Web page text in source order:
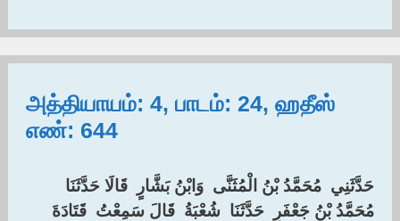
அத்தியாயம்: 4, பாடம்: 24, ஹதீஸ்
எண்: 644
حَدَّثَنِي ‏ ‏مُحَمَّدُ بْنُ الْمُثَنَّى ‏ ‏وَابْنُ بَشَّارٍ ‏ ‏قَالَا حَدَّثَنَا ‏
‏مُحَمَّدُ بْنُ جَعْفَرٍ ‏ ‏حَدَّثَنَا ‏ ‏شُعْبَةُ ‏ ‏قَالَ سَمِعْتُ ‏ ‏قَتَادَةَ ‏